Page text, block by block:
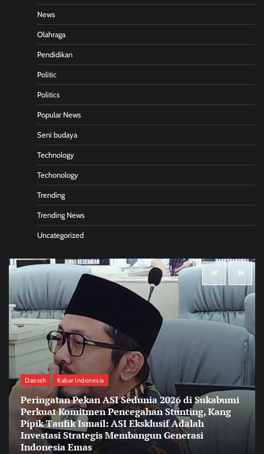
News
Olahraga
Pendidikan
Politic
Politics
Popular News
Seni budaya
Technology
Techonology
Trending
Trending News
Uncategorized
Daerah Kabar Indonesia
Peringatan Pekan ASI Sedunia 2026 di Sukabumi
Perkuat Komitmen Pencegahan Stunting, Kang
Pipik Taufik Ismail: ASI Eksklusif Adalah
Investasi Strategis Membangun Generasi
Indonesia Emas